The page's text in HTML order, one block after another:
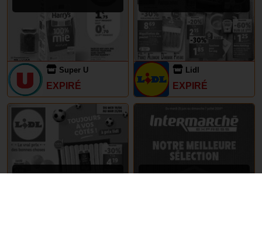
Super U
EXPIRÉ
Lidl
EXPIRÉ